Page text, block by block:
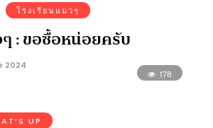
โรงเรียนแมวๆ
: ขอซื้อหน่อยครับ
2024
178
UP